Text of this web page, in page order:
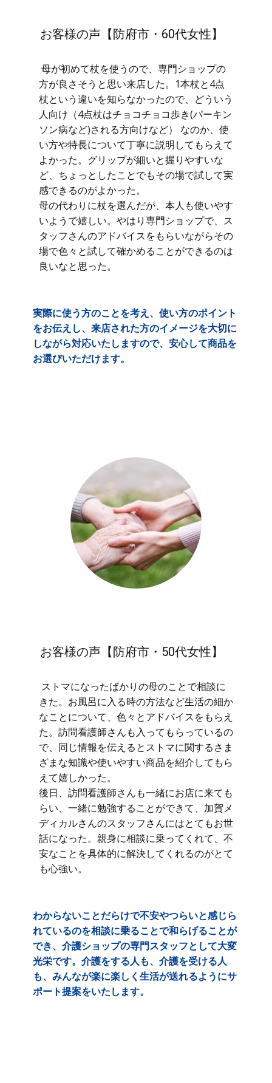
お客様の声【防府市・60代女性】
母が初めて杖を使うので、専門ショップの
方が良さそうと思い来店した。1本杖と4点
杖という違いを知らなかったので、どういう
人向け（4点杖はチョコチョコ歩き(パーキン
ソン病など)される方向けなど） なのか、使
い方や特長について丁寧に説明してもらえて
よかった。グリップが細いと握りやすいな
ど、ちょっとしたことでもその場で試して実
感できるのがよかった。
母の代わりに杖を選んだが、本人も使いやす
いようで嬉しい。やはり専門ショップで、ス
タッフさんのアドバイスをもらいながらその
場で色々と試して確かめることができるのは
良いなと思った。
実際に使う方のことを考え、使い方のポイント
をお伝えし、来店された方のイメージを大切に
しながら対応いたしますので、安心して商品を
お選びいただけます。
お客様の声【防府市・50代女性】
​ストマになったばかりの母のことで相談に
きた。お風呂に入る時の方法など生活の細か
なことについて、色々とアドバイスをもらえ
た。訪問看護師さんも入ってもらっているの
で、同じ情報を伝えるとストマに関するさま
ざまな知識や使いやすい商品を紹介してもら
えて嬉しかった。
後日、訪問看護師さんも一緒にお店に来ても
らい、一緒に勉強することができて、加賀メ
ディカルさんのスタッフさんにはとてもお世
話になった。親身に相談に乗ってくれて、不
安なことを具体的に解決してくれるのがとて
も心強い。
わからないことだらけで不安やつらいと感じら
れているのを相談に乗ることで和らげることが
でき、介護ショップの専門スタッフとして大変
光栄です。介護をする人も、介護を受ける人
も、みんなが楽に楽しく生活が送れるようにサ
ポート提案をいたします。